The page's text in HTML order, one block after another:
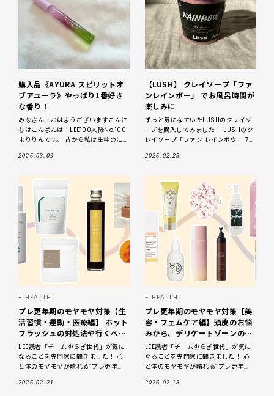
購入品《AYURA スピリットオ
ブアユーラ》やっぱり1番好き
な香り！
みなさん、おはようございますこんに
ちはこんばんは！LEE100人隊No.100
まりりんです。 昔から私は生粋のにお
して生まれたんだと自負しています
2026.03.09
【LUSH】 クレイソープ「ファ
ンレインボー」 でお風呂時間が
楽しみに
ずっと気になていたLUSHのクレイソ
ープを購入してみました！ LUSHのク
レイソープ「ファン レインボウ」 7色
ように遊べながら、頭から足の先ま
2026.02.25
HEALTH
プレ更年期のモヤモヤ対策【生
活習慣・運動・医療編】 ホット
フラッシュの対処法や行くべき
3つの婦人科検診まで
LEE読者「チームゆらぎ世代」が気に
なることを専門家に聞きました！ 心
と体のモヤモヤが晴れる“プレ更年
れるプレ更年期からのお悩みは
2026.02.21
HEALTH
プレ更年期のモヤモヤ対策【美
容・フェムケア編】頭皮のお悩
みから、デリケートゾーンの乾
燥まで
LEE読者「チームゆらぎ世代」が気に
なることを専門家に聞きました！ 心
と体のモヤモヤが晴れる“プレ更年
れるプレ更年期からのお悩みは
2026.02.18